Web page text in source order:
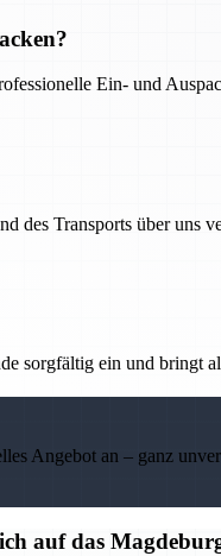
Ein- und
des Transports über uns
sorgfältig ein und bringt
Angebot an – ganz
auf das